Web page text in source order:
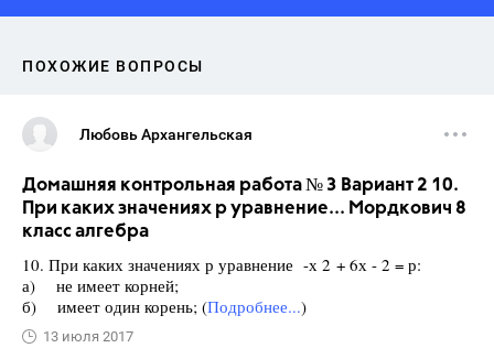
ПОХОЖИЕ ВОПРОСЫ
Любовь Архангельская
Домашняя контрольная работа № 3 Вариант 2 10.
При каких значениях р уравнение... Мордкович 8
класс алгебра
10. При каких значениях р уравнение -х 2 + 6х - 2 = р:
а) не имеет корней;
б) имеет один корень; (Подробнее...)
13 июля 2017